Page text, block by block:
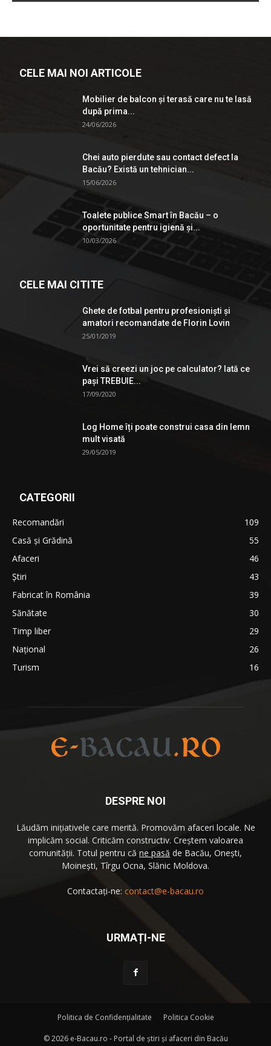
CELE MAI NOI ARTICOLE
Mobilier de balcon și terasă care nu te lasă
după prima...
24/06/2026
Chei auto pierdute sau contact defect la
Bacău? Există un tehnician...
15/06/2026
Toalete publice Smart în Bacău – o
oportunitate pentru igienă şi...
10/03/2026
CELE MAI CITITE
Ghete de fotbal pentru profesionişti şi
amatori recomandate de Florin Lovin
25/01/2019
Vrei să creezi un joc pe calculator? Iată ce
pași TREBUIE...
17/09/2020
Log Home îți poate construi casa din lemn
mult visată
29/05/2019
CATEGORII
Recomandări
109
Casă şi Grădină
55
Afaceri
46
Ştiri
43
Fabricat în România
39
Sănătate
30
Timp liber
29
Național
26
Turism
16
DESPRE NOI
Lăudăm iniţiativele care merită. Promovăm afaceri locale. Ne
implicăm social. Criticăm constructiv. Creştem valoarea
comunităţii. Totul pentru că ne pasă de Bacău, Oneşti,
Moineşti, Tîrgu Ocna, Slănic Moldova.
Contactați-ne: contact@e-bacau.ro
URMAȚI-NE
Politica de Confidenţialitate Politica Cookie
©2026 e-Bacau.ro - Portal de ştiri şi afaceri din Bacău